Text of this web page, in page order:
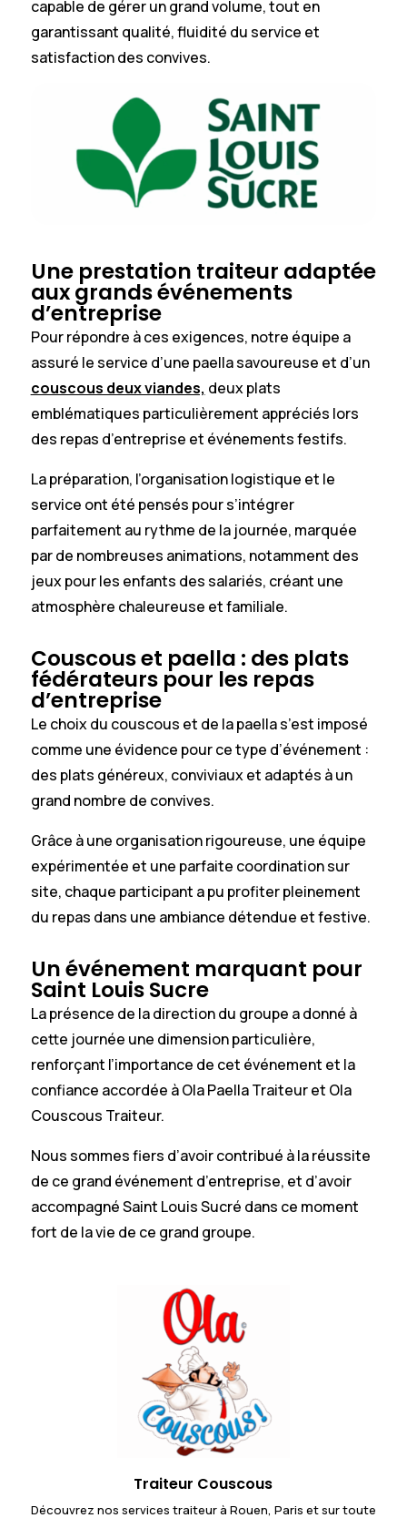
capable de gérer un grand volume, tout en
garantissant qualité, fluidité du service et
satisfaction des convives.
Une prestation traiteur adaptée
aux grands événements
d’entreprise
Pour répondre à ces exigences, notre équipe a
assuré le service d’une paella savoureuse et d’un
couscous deux viandes, deux plats
emblématiques particulièrement appréciés lors
des repas d’entreprise et événements festifs.
La préparation, l’organisation logistique et le
service ont été pensés pour s’intégrer
parfaitement au rythme de la journée, marquée
par de nombreuses animations, notamment des
jeux pour les enfants des salariés, créant une
atmosphère chaleureuse et familiale.
Couscous et paella : des plats
fédérateurs pour les repas
d’entreprise
Le choix du couscous et de la paella s’est imposé
comme une évidence pour ce type d’événement :
des plats généreux, conviviaux et adaptés à un
grand nombre de convives.
Grâce à une organisation rigoureuse, une équipe
expérimentée et une parfaite coordination sur
site, chaque participant a pu profiter pleinement
du repas dans une ambiance détendue et festive.
Un événement marquant pour
Saint Louis Sucre
La présence de la direction du groupe a donné à
cette journée une dimension particulière,
renforçant l’importance de cet événement et la
confiance accordée à Ola Paella Traiteur et Ola
Couscous Traiteur.
Nous sommes fiers d’avoir contribué à la réussite
de ce grand événement d’entreprise, et d’avoir
accompagné Saint Louis Sucré dans ce moment
fort de la vie de ce grand groupe.
Traiteur Couscous
Découvrez nos services traiteur à Rouen, Paris et sur toute